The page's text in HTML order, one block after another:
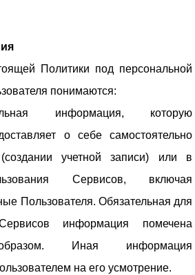
Политики под персональной
понимаются:
информация, которую
о себе самостоятельно
учетной записи) или в
Сервисов, включая
Пользователя. Обязательная для
информация помечена
Иная информация
на его усмотрение.